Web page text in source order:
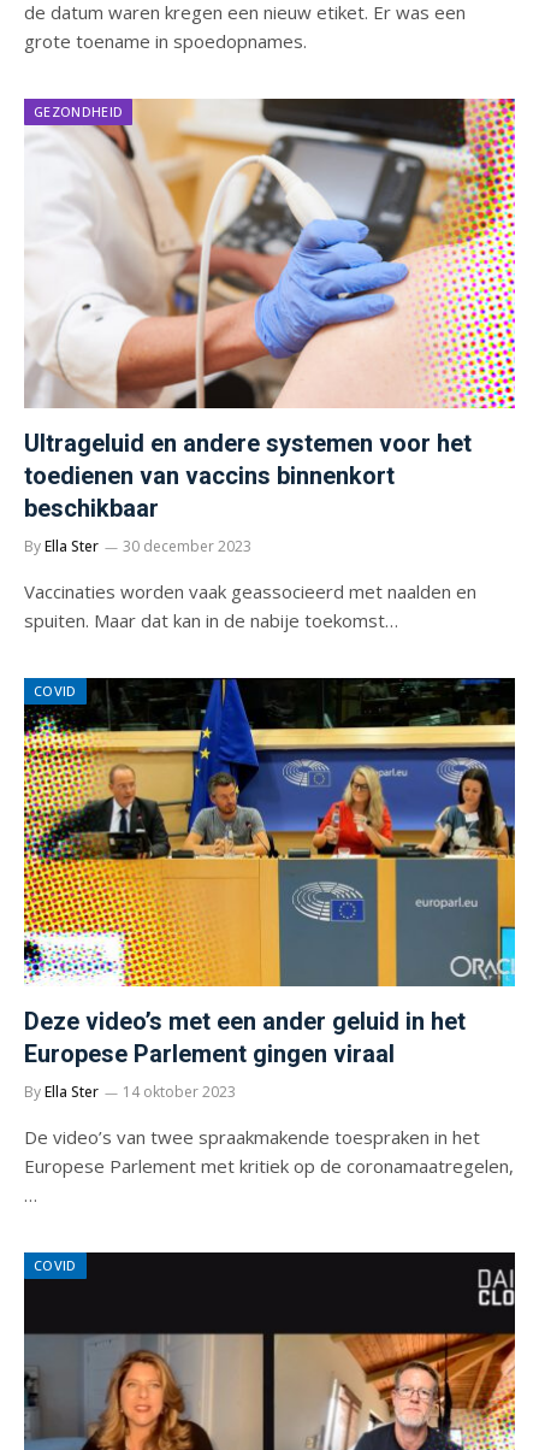
de datum waren kregen een nieuw etiket. Er was een
grote toename in spoedopnames.
GEZONDHEID
Ultrageluid en andere systemen voor het
toedienen van vaccins binnenkort
beschikbaar
ByElla Ster 30 december 2023
Vaccinaties worden vaak geassocieerd met naalden en
spuiten. Maar dat kan in de nabije toekomst…
COVID
Deze video’s met een ander geluid in het
Europese Parlement gingen viraal
ByElla Ster 14 oktober 2023
De video’s van twee spraakmakende toespraken in het
Europese Parlement met kritiek op de coronamaatregelen,
…
COVID